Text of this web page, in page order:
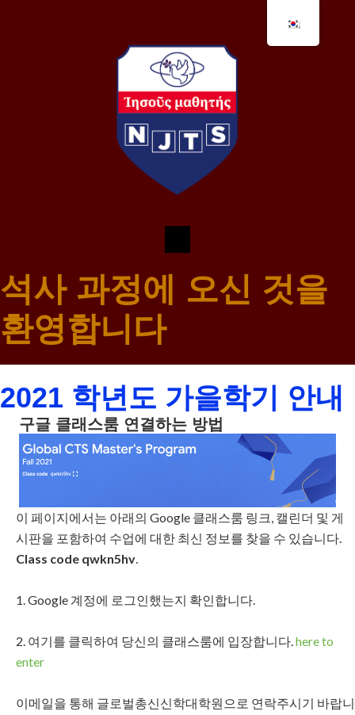
석사 과정에 오신 것을
환영합니다
2021 학년도 가을학기 안내
구글 클래스룸 연결하는 방법
이 페이지에서는 아래의 Google 클래스룸 링크, 캘린더 및 게
시판을 포함하여 수업에 대한 최신 정보를 찾을 수 있습니다.
Class code qwkn5hv.
1. Google 계정에 로그인했는지 확인합니다.
2. 여기를 클릭하여 당신의 클래스룸에 입장합니다.here to
enter
이메일을 통해 글로벌총신신학대학원으로 연락주시기 바랍니